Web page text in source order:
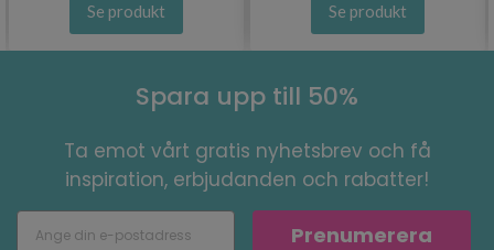
Se produkt Se produkt
Spara upp till 50%
Ta emot vårt gratis nyhetsbrev och få
inspiration, erbjudanden och rabatter!
Prenumerera